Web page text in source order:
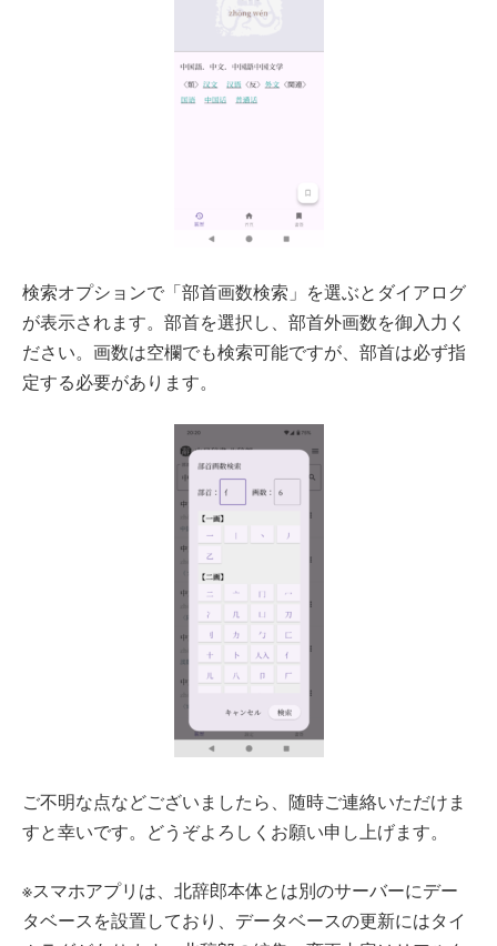
検索オプションで「部首画数検索」を選ぶとダイアログ
が表示されます。部首を選択し、部首外画数を御入力く
ださい。画数は空欄でも検索可能ですが、部首は必ず指
定する必要があります。
ご不明な点などございましたら、随時ご連絡いただけま
すと幸いです。どうぞよろしくお願い申し上げます。
※スマホアプリは、北辞郎本体とは別のサーバーにデー
タベースを設置しており、データベースの更新にはタイ